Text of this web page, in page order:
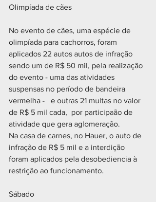
Olimpíada de cães
No evento de cães, uma espécie de
olimpíada para cachorros, foram
aplicados 22 autos autos de infração
sendo um de R$ 50 mil, pela realização
do evento - uma das atividades
suspensas no período de bandeira
vermelha -   e outras 21 multas no valor
de R$ 5 mil cada,  por participaão de
atividade que gera aglomeração.
Na casa de carnes, no Hauer, o auto de
infração de R$ 5 mil e a interdição
foram aplicados pela desobediencia à
restrição ao funcionamento.
Sábado